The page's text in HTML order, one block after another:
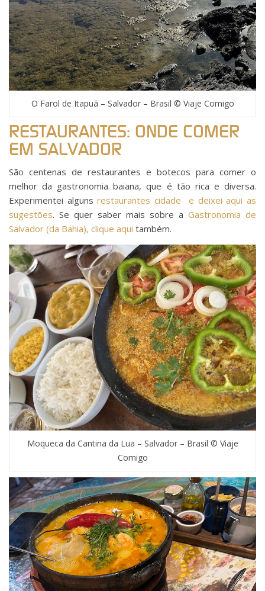
O Farol de Itapuã – Salvador – Brasil © Viaje Comigo
RESTAURANTES: ONDE COMER
EM SALVADOR
São centenas de restaurantes e botecos para comer o
melhor da gastronomia baiana, que é tão rica e diversa.
Experimentei algunsrestaurantes cidade e deixei aqui as
sugestões. Se quer saber mais sobre a Gastronomia de
Salvador (da Bahia), clique aqui também.
Moqueca da Cantina da Lua – Salvador – Brasil © Viaje
Comigo